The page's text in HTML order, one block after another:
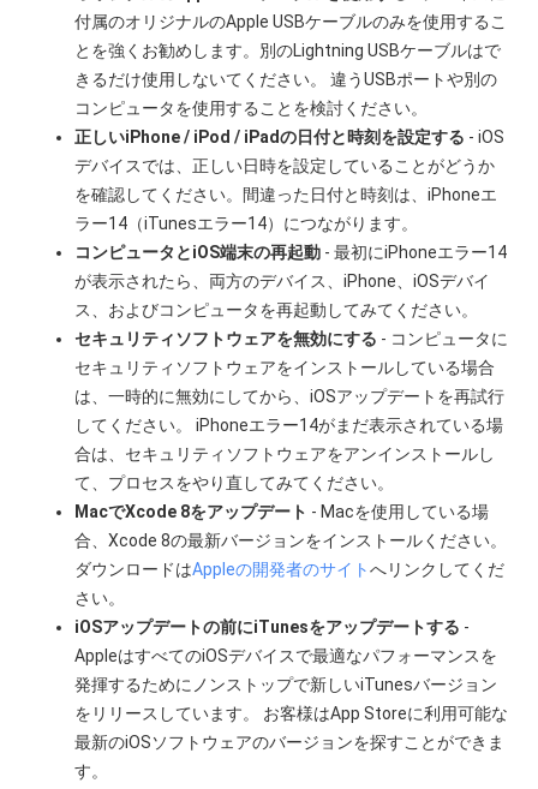
付属のオリジナルのApple USBケーブルのみを使用するこ
とを強くお勧めします。別のLightning USBケーブルはで
きるだけ使用しないてください。 違うUSBポートや別の
コンピュータを使用することを検討ください。
正しいiPhone / iPod / iPadの日付と時刻を設定する - iOS
デバイスでは、正しい日時を設定していることがどうか
を確認してください。間違った日付と時刻は、iPhoneエ
ラー14（iTunesエラー14）につながります。
コンピュータとiOS端末の再起動 - 最初にiPhoneエラー14
が表示されたら、両方のデバイス、iPhone、iOSデバイ
ス、およびコンピュータを再起動してみてください。
セキュリティソフトウェアを無効にする - コンピュータに
セキュリティソフトウェアをインストールしている場合
は、一時的に無効にしてから、iOSアップデートを再試行
してください。 iPhoneエラー14がまだ表示されている場
合は、セキュリティソフトウェアをアンインストールし
て、プロセスをやり直してみてください。
MacでXcode 8をアップデート - Macを使用している場
合、Xcode 8の最新バージョンをインストールください。
ダウンロードはAppleの開発者のサイトへリンクしてくだ
さい。
iOSアップデートの前にiTunesをアップデートする -
AppleはすべてのiOSデバイスで最適なパフォーマンスを
発揮するためにノンストップで新しいiTunesバージョン
をリリースしています。 お客様はApp Storeに利用可能な
最新のiOSソフトウェアのバージョンを探すことができま
す。